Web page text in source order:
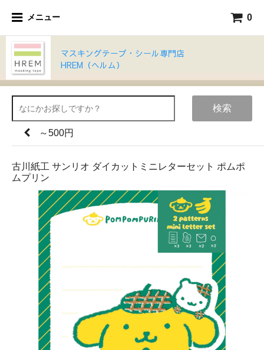
メニュー 0
マスキングテープ・シール専門店
HREM（ヘルム）
検索
～500円
古川紙工 サンリオ ダイカットミニレターセット ポムポ
ムプリン